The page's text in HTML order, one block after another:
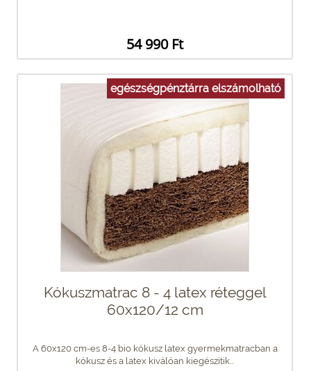
54 990 Ft
egészségpénztárra elszámolható
Kókuszmatrac 8 - 4 latex réteggel
60x120/12 cm
A 60x120 cm-es 8-4 bio kókusz latex gyermekmatracban a
kókusz és a latex kiválóan kiegészítik...